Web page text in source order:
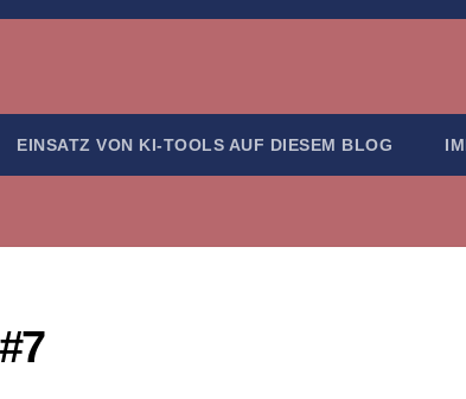
EINSATZ VON KI-TOOLS AUF DIESEM BLOG